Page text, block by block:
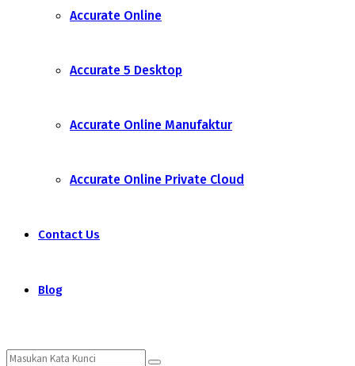
Accurate Online
Accurate 5 Desktop
Accurate Online Manufaktur
Accurate Online Private Cloud
Contact Us
Blog
Search